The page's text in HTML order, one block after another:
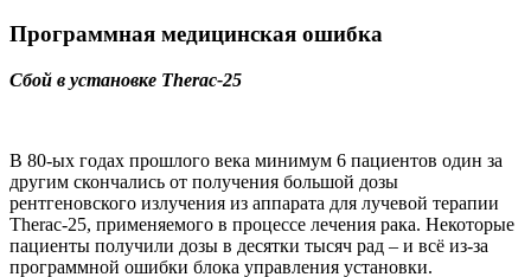
Программная медицинская ошибка
Сбой в установке Therac-25
В 80-ых годах прошлого века минимум 6 пациентов один за
другим скончались от получения большой дозы
рентгеновского излучения из аппарата для лучевой терапии
Therac-25, применяемого в процессе лечения рака. Некоторые
пациенты получили дозы в десятки тысяч рад – и всё из-за
программной ошибки блока управления установки.